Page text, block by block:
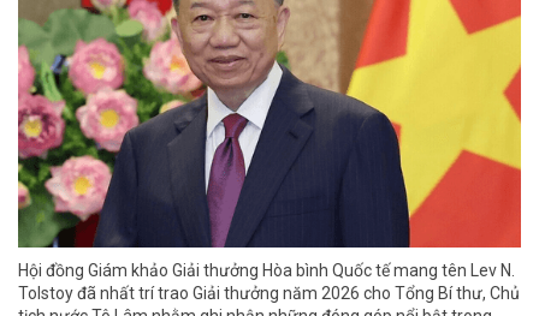
Hội đồng Giám khảo Giải thưởng Hòa bình Quốc tế mang tên Lev N.
Tolstoy đã nhất trí trao Giải thưởng năm 2026 cho Tổng Bí thư, Chủ